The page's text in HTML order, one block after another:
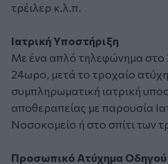
τρέιλερ κ.λ.π.
Ιατρική Υποστήριξη
Με ένα απλό τηλεφώνημα
24ωρο, μετά το τροχαίο
συμπληρωματική ιατρική
αποθεραπείας με παρουσία
Νοσοκομείο ή στο σπίτι των
Προσωπικό Ατύχημα Οδηγού